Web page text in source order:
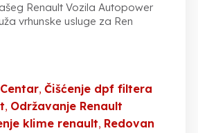
Renault Vozila Autopower
vrhunske usluge za Ren
Čišćenje dpf filtera
Održavanje Renault
klime renault Redovan